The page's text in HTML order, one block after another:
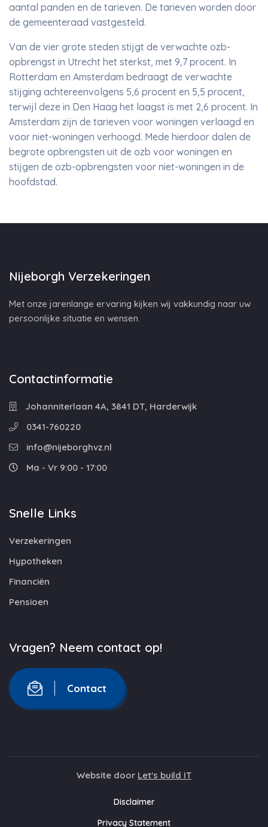
aantal panden en de tarieven. De tarieven worden door
de gemeenteraad vastgesteld.
Van de vier grote steden stijgt de verwachte ozb-
opbrengst in Utrecht het sterkst, met 9,7 procent. In
Rotterdam en Amsterdam bedraagt de verwachte
stijging achtereenvolgens 5,6 procent en 5,5 procent,
terwijl deze in Den Haag het laagst is met 2,6 procent. In
Amsterdam zijn de tarieven voor woningen verlaagd en
voor niet-woningen verhoogd. Mede hierdoor dalen de
begrote opbrengsten uit de ozb voor woningen en
stijgen de ozb-opbrengsten voor niet-woningen in de
hoofdstad.
Nijeborgh Verzekeringen
Met onze jarenlange ervaring kijken wij vakkundig naar uw
persoonlijke situatie en wensen.
Contactinformatie
Johanniterlaan 4A, 3841 DT, Harderwijk
0341-760220
info@nijeborghvz.nl
Ma - Vr 9:00 - 17:00
Snelle Links
Verzekeringen
Hypotheken
Financiën
Pensioen
Vragen? Neem contact op!
Contact
Website door Let's build IT
Disclaimer
Privacy Statement